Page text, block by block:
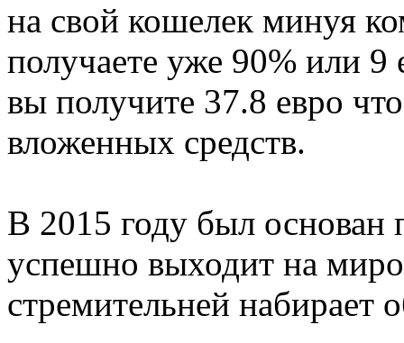
на свой кошелек минуя
получаете уже 90% или 9
вы получите 37.8 евро
вложенных средств.
В 2015 году был основан
успешно выходит на
стремительней набирает